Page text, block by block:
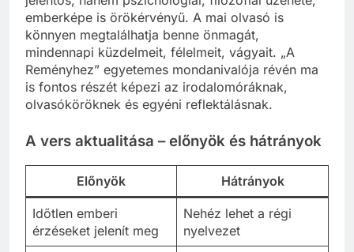
emberképe is örökérvényű. A mai olvasó is
könnyen megtalálhatja benne önmagát,
mindennapi küzdelmeit, félelmeit, vágyait. „A
Reményhez” egyetemes mondanivalója révén ma
is fontos részét képezi az irodalomóráknak,
olvasóköröknek és egyéni reflektálásnak.
A vers aktualitása – előnyök és hátrányok
Előnyök Hátrányok
Időtlen emberi
érzéseket jelenít meg
Nehéz lehet a régi
nyelvezet